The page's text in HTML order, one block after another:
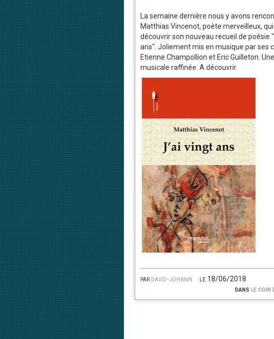
par david-johann
le 18/06/2018
dans le coin
La semaine dernière nous y avons
Matthias Vincenot, poète merveilleux,
découvrir son nouveau recueil de poésie
ans". Joliement mis en musique par ses
Etienne Champollion et Eric Guilleton.
musicale raffinée. A découvrir.